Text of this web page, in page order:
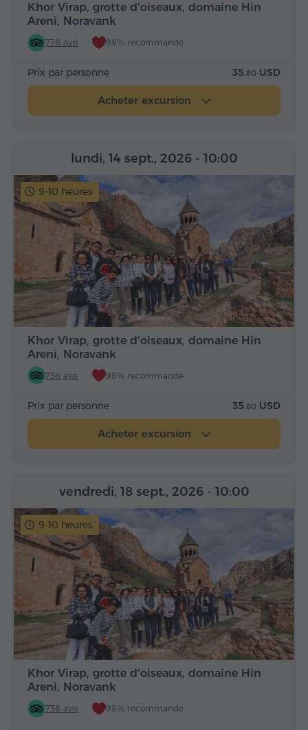
Khor Virap, grotte d'oiseaux, domaine Hin
Areni, Noravank
736 avis 98% recommandé
Prix par personne 35.80 USD
Acheter excursion
9-10 heures
Khor Virap, grotte d'oiseaux, domaine Hin
Areni, Noravank
736 avis 98% recommandé
lundi, 14 sept., 2026 - 10:00
Prix par personne 35.80 USD
Acheter excursion
9-10 heures
Khor Virap, grotte d'oiseaux, domaine Hin
Areni, Noravank
736 avis 98% recommandé
vendredi, 18 sept., 2026 - 10:00